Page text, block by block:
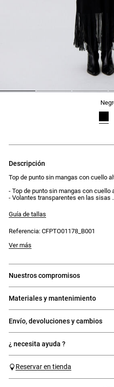
descripción
Top de punto sin mangas con cuello
- Top de punto sin mangas con cuello
- Volantes transparentes en las sisas
- Ribetes opacos en el bajo
- Ajustado al cuerpo
Guía de tallas
Referencia: CFPTO01178_B001
Modelo mide 177 cm y lleva una talla 32
Ver más
nuestros compromisos
materiales y mantenimiento
envío, devoluciones y cambios
¿ necesita ayuda ?
Reservar en tienda